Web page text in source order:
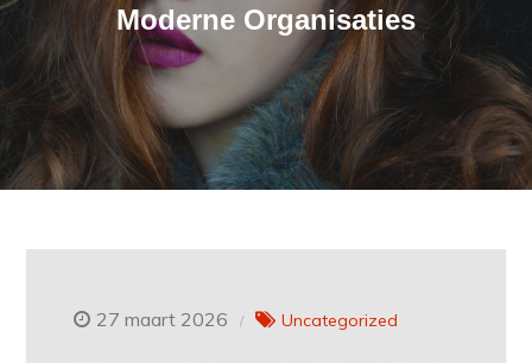
Moderne Organisaties
27 maart 2026 Uncategorized